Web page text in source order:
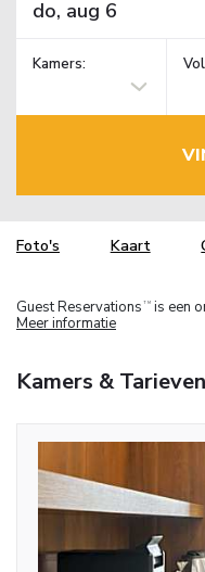
Kamers:
Foto's Kaart
Guest Reservations TM is een
Meer informatie
Kamers & Tarieven